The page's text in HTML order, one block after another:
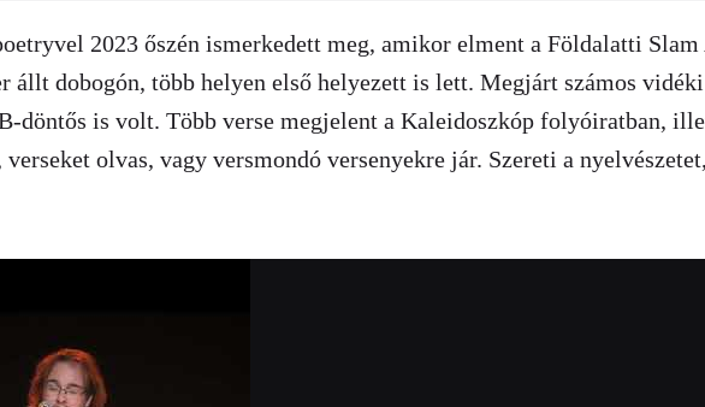
2023 őszén ismerkedett meg, amikor elment a Földalatti
állt dobogón, több helyen első helyezett is lett. Megjárt számos
döntős is volt. Több verse megjelent a Kaleidoszkóp folyóiratban,
olvas, vagy versmondó versenyekre jár. Szereti a